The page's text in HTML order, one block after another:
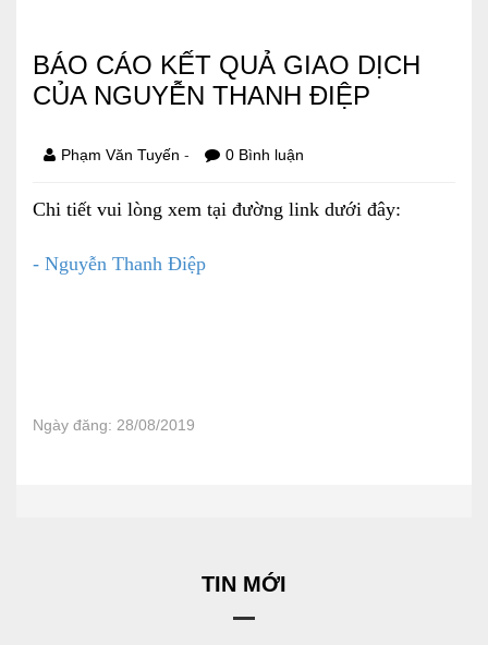
Tin tức cổ đông
Đại hội cổ đông
SẢN PHẨM
Sự kiện đang diễn ra
BÁO CÁO KẾT QUẢ GIAO DỊCH
CỦA NGUYỄN THANH ĐIỆP
Phạm Văn Tuyến - 0 Bình luận
Chi tiết vui lòng xem tại đường link dưới đây:
- Nguyễn Thanh Điệp
Ngày đăng: 28/08/2019
TIN MỚI